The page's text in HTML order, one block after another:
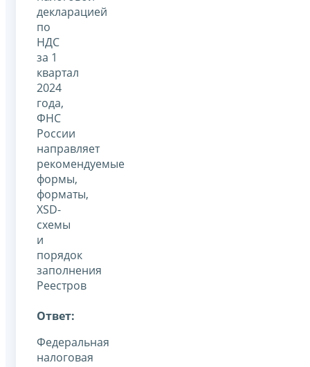
декларацией
по
НДС
за 1
квартал
2024
года,
ФНС
России
направляет
рекомендуемые
формы,
форматы,
XSD-
схемы
и
порядок
заполнения
Реестров
Ответ:
Федеральная
налоговая